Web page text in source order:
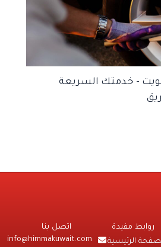
– خدمتك السريعة
روابط مفيدة
الرئيسية
اتصل بنا
info@himmakuwait.com